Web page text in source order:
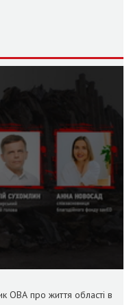
ОВА про життя області в